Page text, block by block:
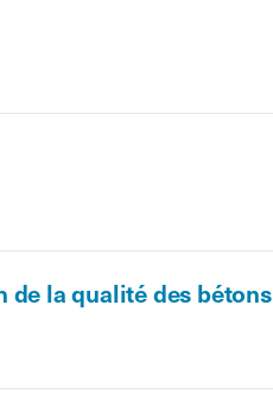
de la qualité des bétons